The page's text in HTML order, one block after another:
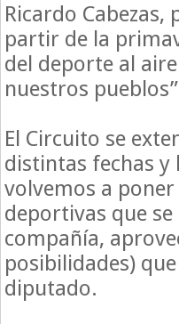
Ricardo
partir de la
del deporte al
nuestros
El Circuito se
distintas fechas y
volvemos a
deportivas que
compañía,
posibilidades)
diputado.